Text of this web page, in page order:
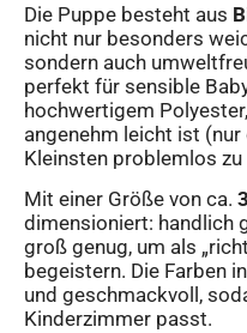
Die Puppe besteht aus
nicht nur besonders
sondern auch
perfekt für sensible
hochwertigem
angenehm leicht ist
Kleinsten problemlos
Mit einer Größe von ca.
dimensioniert: handlich
groß genug, um als
begeistern. Die Farben
und geschmackvoll,
Kinderzimmer passt.